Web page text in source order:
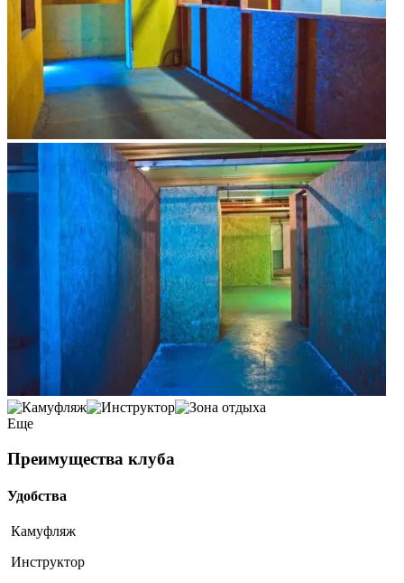
Еще
Преимущества клуба
Удобства
Камуфляж
Инструктор